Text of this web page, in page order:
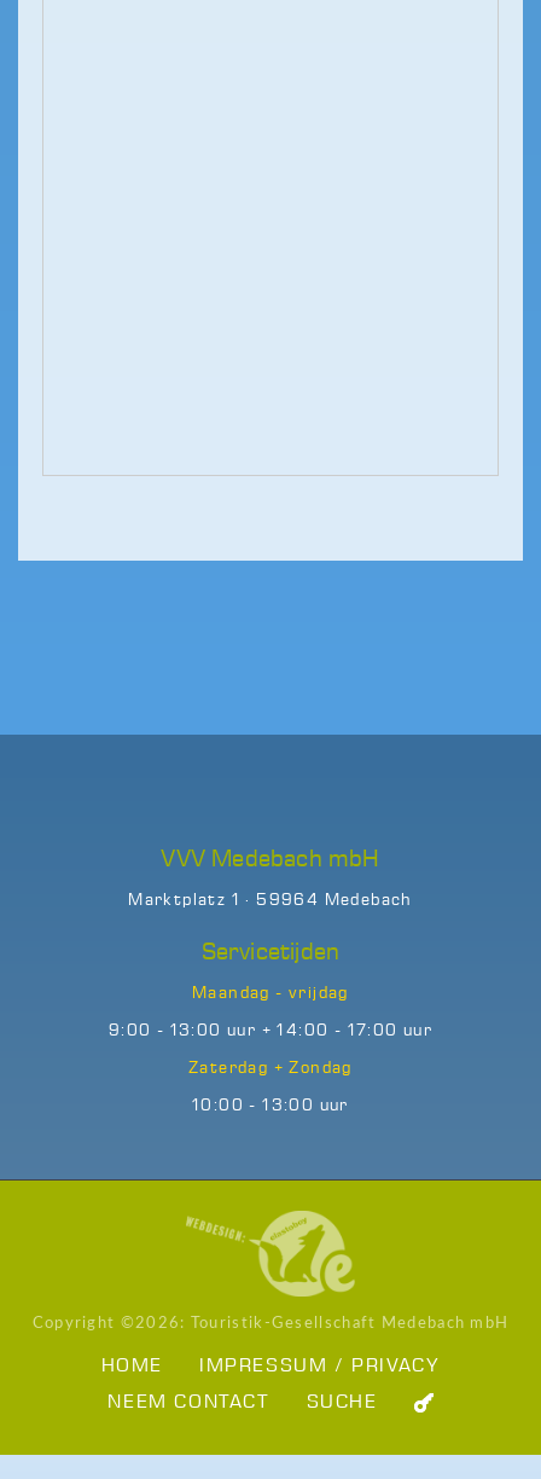
VVV Medebach mbH
Marktplatz 1 · 59964 Medebach
Servicetijden
Maandag - vrijdag
9:00 - 13:00 uur + 14:00 - 17:00 uur
Zaterdag + Zondag
10:00 - 13:00 uur
Copyright ©2026: Touristik-Gesellschaft Medebach mbH
HOME
IMPRESSUM / PRIVACY
NEEM CONTACT
SUCHE